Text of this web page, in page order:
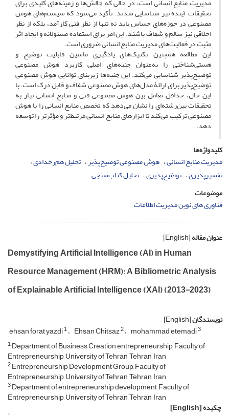
مدیریت منابع انسانی است، در حالی که چالش‌ها و زمینه‌های کلیدی برای
تحقیقات آینده نیز شناسایی شدند. تأکید می‌شود که سیستم‌های هوش
مصنوعی در حوزه‌های حساس باید نه تنها از نظر فنی کارآمد، بلکه از نظر
اخلاقی نیز سالم و شفاف باشند. این امر برای استفاده مسئولانه و ایجاد اثر
مثبت در فعالیت‌های مدیریت منابع انسانی ضروری است.
این مطالعه همچنین تکنیک‌های یادگیری ماشین قابلیت توضیح و
هستی‌شناختی را به‌عنوان جنبه‌های اصلی کاربرد هوش مصنوعی
توضیح‌پذیر شناسایی می‌کند. این جنبه‌ها زیربنای توانایی هوش مصنوعی
توضیح‌پذیر برای ارائۀ مدل‌های هوش مصنوعی شفاف و قابل درک است. با
این حال، حداقل تعامل بین هوش مصنوعی فنی و منابع انسانی نیاز به
تحقیقات بین‌رشته‌ای را نشان می‌دهد که تخصص منابع انسانی را با هوش
مصنوعی ترکیب می‌کند تا ابزارهای منابع انسانی مرتبط‌تر و مؤثرتر را توسعه
دهد.
کلیدواژه‌ها
مدیریت منابع انسانی هوش مصنوعی توضیح‌پذیر تحلیل هم‌رخدادی
تفسیرپذیری توضیح‌پذیری تحلیل کتاب‌سنجی
موضوعات
فناوری های نوین مدیریت اطلاعات
عنوان مقاله[English]
Demystifying Artificial Intelligence (AI) in Human
Resource Management (HRM): A Bibliometric Analysis
of Explainable Artificial Intelligence (XAI) (2013-2023)
نویسندگان[English]
ehsan forat yazdi1 Ehsan Chitsaz2 mohammad etemadi3
1Department of Business Creation entrepreneurship, Faculty of
Entrepreneurship, University of Tehran, Tehran, Iran
2Entrepreneurship Development Group, Faculty of
Entrepreneurship, University of Tehran, Tehran, Iran
3Department of entrepreneurship development, Faculty of
Entrepreneurship, University of Tehran, Tehran, Iran
چکیده[English]